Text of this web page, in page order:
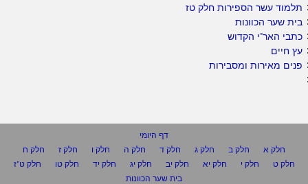
תלמוד עשר הספירות חלק טז
בית שער הכוונות
כתבי האר"י הקדוש
עץ חיים
פנים מאירות ומסבירות
דף היומי
חלק א
חלק ב חלק ג חלק ד חלק ה חלק ו חלק ז
חלק ח
חלק ט
חלק י חלק יא חלק יב חלק יג חלק יד חלק טו
חלק ט"ז
בית שער הכוונות